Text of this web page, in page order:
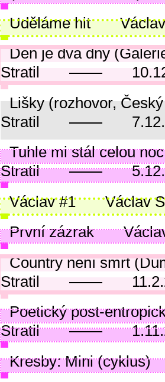
Uděláme hit
Den je dva dny
Stratil
Lišky (rozhovor,
Stratil
Tuhle mi stál celou
Stratil
Václav #1
Václav
První zázrak
Country není smrt
Stratil
Poetický post-
Stratil
Kresby: Mini (cyklus)